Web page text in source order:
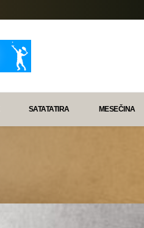
SATATATIRA MESEČINA